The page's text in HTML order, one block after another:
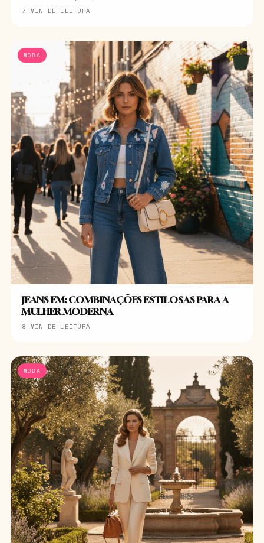
7 MIN DE LEITURA
MODA
JEANS EM: COMBINAÇÕES ESTILOSAS PARA A
MULHER MODERNA
8 MIN DE LEITURA
MODA